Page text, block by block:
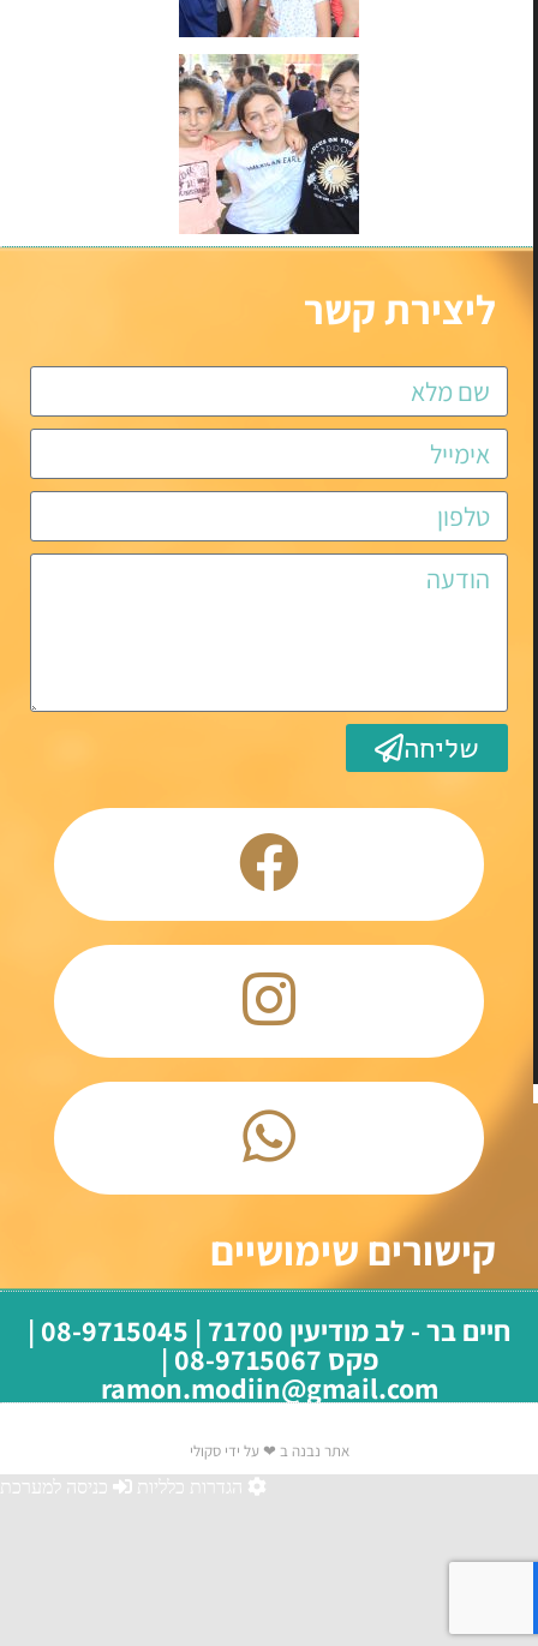
ליצירת קשר
שליחה
קישורים שימושיים
חיים בר - לב מודיעין 71700 | 08-9715045 |
פקס 08-9715067 |
ramon.modiin@gmail.com
אתר נבנה ב ❤ על ידי סקולי
הגדרות כלליות
כניסה למערכת